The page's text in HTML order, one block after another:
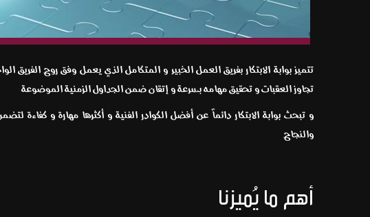
تتميز بوابة الابتكار بفريق العمل الخبير و المتكامل الذي يعمل وفق روح
تجاوز العقبات و تحقيق مهامه بسرعة و إتقان ضمن الجداول الزمنية الموضوعة
و تبحث بوابة الابتكار دائماً عن أفضل الكوادر الفنية و أكثرها مهارة و كفاءة
والنجاح
أهم ما يُميزنا